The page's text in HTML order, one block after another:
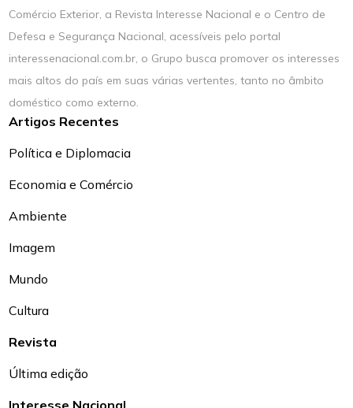
Comércio Exterior, a Revista Interesse Nacional e o Centro de
Defesa e Segurança Nacional, acessíveis pelo portal
interessenacional.com.br, o Grupo busca promover os interesses
mais altos do país em suas várias vertentes, tanto no âmbito
doméstico como externo.
Artigos Recentes
Política e Diplomacia
Economia e Comércio
Ambiente
Imagem
Mundo
Cultura
Revista
Última edição
Interesse Nacional